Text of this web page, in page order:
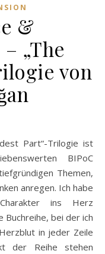
&
„The
von
BIPoC
Themen,
anregen. Ich habe
ins Herz
Buchreihe, bei der ich
in jeder Zeile
der Reihe stehen